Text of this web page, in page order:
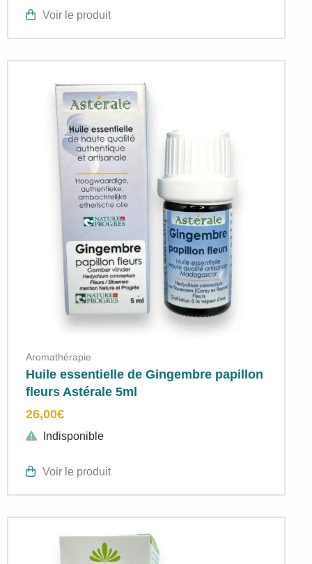
Voir le produit
Aromathérapie
Huile essentielle de Gingembre papillon
fleurs Astérale 5ml
26,00€
Indisponible
Voir le produit